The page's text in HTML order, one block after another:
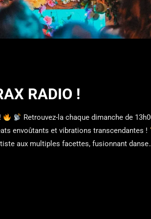
RADIO !
Retrouvez-la chaque dimanche de
envoûtants et vibrations transcendantes !
aux multiples facettes, fusionnant danse
univers musical oscille entre downtempo,